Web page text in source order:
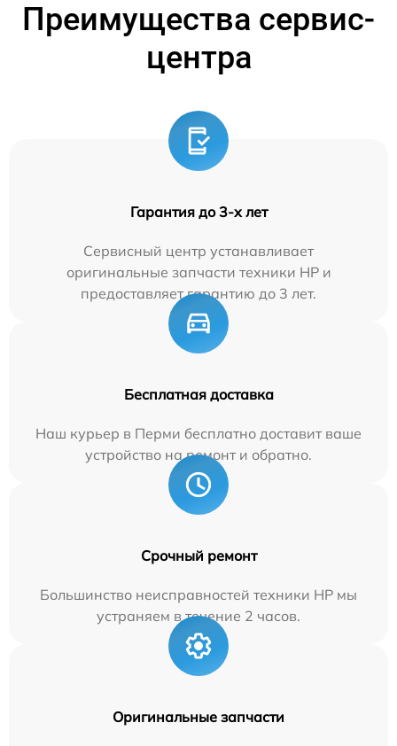
Преимущества сервис-
центра
Гарантия до 3-х лет
Сервисный центр устанавливает
оригинальные запчасти техники HP и
предоставляет гарантию до 3 лет.
Бесплатная доставка
Наш курьер в Перми бесплатно доставит ваше
устройство на ремонт и обратно.
Срочный ремонт
Большинство неисправностей техники HP мы
устраняем в течение 2 часов.
Оригинальные запчасти